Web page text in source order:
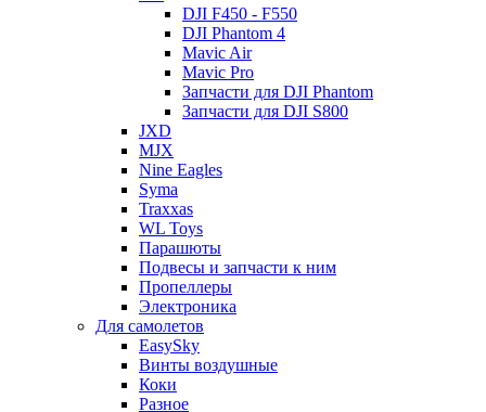
DJI F450 - F550
DJI Phantom 4
Mavic Air
Mavic Pro
Запчасти для DJI Phantom
Запчасти для DJI S800
JXD
MJX
Nine Eagles
Syma
Traxxas
WL Toys
Парашюты
Подвесы и запчасти к ним
Пропеллеры
Электроника
Для самолетов
EasySky
Винты воздушные
Коки
Разное